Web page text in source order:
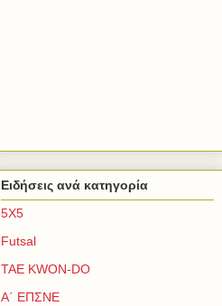
Ειδήσεις ανά κατηγορία
5Χ5
Futsal
TAE KWON-DO
Α΄ ΕΠΣΝΕ